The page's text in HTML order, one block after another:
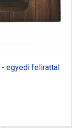
egyedi felirattal